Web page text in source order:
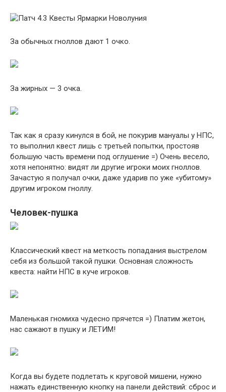
За обычных гноллов дают 1 очко.
За жирных — 3 очка.
Так как я сразу кинулся в бой, не покурив мануалы у НПС,
то выполнил квест лишь с третьей попытки, простояв
большую часть времени под оглушение =) Очень весело,
хотя непонятно: видят ли другие игроки моих гноллов.
Зачастую я получал очки, даже ударив по уже «убитому»
другим игроком гноллу.
Человек-пушка
Классический квест на меткость попадания выстрелом
себя из большой такой пушки. Основная сложность
квеста: найти НПС в куче игроков.
Маленькая гномиха чудесно прячется =) Платим жетон,
нас сажают в пушку и ЛЕТИМ!
Когда вы будете подлетать к круговой мишени, нужно
нажать единственную кнопку на панели действий: сброс и